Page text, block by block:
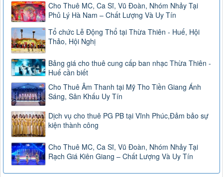
Cho Thuê MC, Ca Sĩ, Vũ Đoàn, Nhóm Nhảy Tại
Phủ Lý Hà Nam – Chất Lượng Và Uy Tín
Tổ chức Lễ Động Thổ tại Thừa Thiên - Huế, Hội
Thảo, Hội Nghị
Bảng giá cho thuê cung cấp ban nhạc Thừa Thiên -
Huế cần biết
Cho Thuê Âm Thanh tại Mỹ Tho Tiền Giang Ánh
Sáng, Sân Khấu Uy Tín
Dịch vụ cho thuê PG PB tại Vĩnh Phúc,Đảm bảo sự
kiện thành công
Cho Thuê MC, Ca Sĩ, Vũ Đoàn, Nhóm Nhảy Tại
Rạch Giá Kiên Giang – Chất Lượng Và Uy Tín